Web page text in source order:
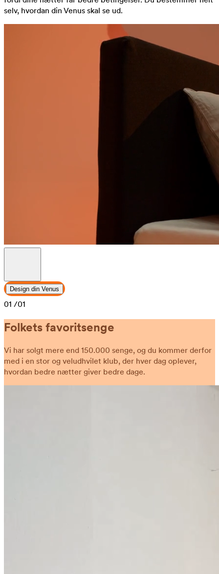
selv, hvordan din Venus skal se ud.
Design din Venus
01 /01
Folkets favoritsenge
Vi har solgt mere end 150.000 senge, og du kommer derfor
med i en stor og veludhvilet klub, der hver dag oplever,
hvordan bedre nætter giver bedre dage.